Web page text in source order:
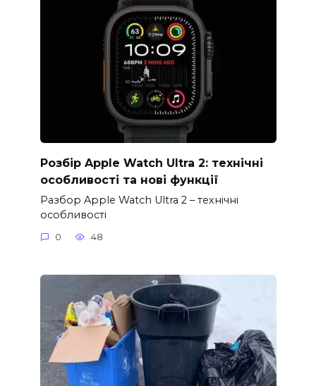
Розбір Apple Watch Ultra 2: технічні
особливості та нові функції
Разбор Apple Watch Ultra 2 – технічні
особливості
0 48